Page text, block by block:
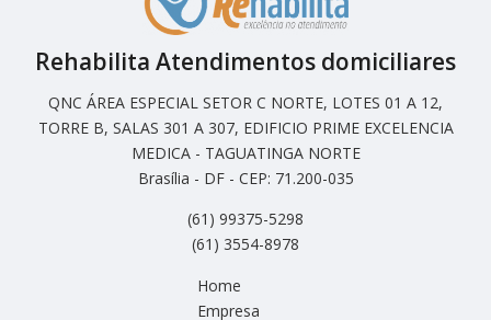
Rehabilita Atendimentos domiciliares
QNC ÁREA ESPECIAL SETOR C NORTE, LOTES 01 A 12,
TORRE B, SALAS 301 A 307, EDIFICIO PRIME EXCELENCIA
MEDICA - TAGUATINGA NORTE
Brasília - DF - CEP: 71.200-035
(61) 99375-5298
(61) 3554-8978
Home
Empresa